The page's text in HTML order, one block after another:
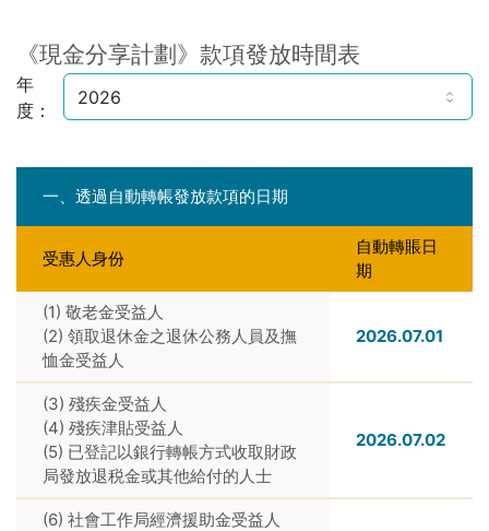
《現金分享計劃》款項發放時間表
年
度 ：
2026
一、透過自動轉帳發放款項的日期
受惠人身份
自動轉賬日
期
(1) 敬老金受益人
(2) 領取退休金之退休公務人員及撫
恤金受益人
2026.07.01
(3) 殘疾金受益人
(4) 殘疾津貼受益人
(5) 已登記以銀行轉帳方式收取財政
局發放退税金或其他給付的人士
2026.07.02
(6) 社會工作局經濟援助金受益人